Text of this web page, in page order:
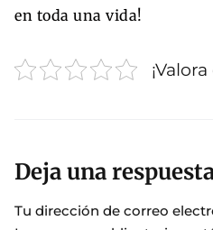
en toda una vida!
Deja una
Tu dirección de correo